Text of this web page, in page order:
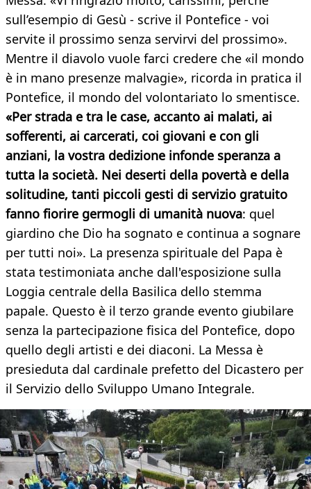
sull’esempio di Gesù - scrive il Pontefice - voi
servite il prossimo senza servirvi del prossimo».
Mentre il diavolo vuole farci credere che «il mondo
è in mano presenze malvagie», ricorda in pratica il
Pontefice, il mondo del volontariato lo smentisce.
«Per strada e tra le case, accanto ai malati, ai
sofferenti, ai carcerati, coi giovani e con gli
anziani, la vostra dedizione infonde speranza a
tutta la società. Nei deserti della povertà e della
solitudine, tanti piccoli gesti di servizio gratuito
fanno fiorire germogli di umanità nuova: quel
giardino che Dio ha sognato e continua a sognare
per tutti noi». La presenza spirituale del Papa è
stata testimoniata anche dall'esposizione sulla
Loggia centrale della Basilica dello stemma
papale. Questo è il terzo grande evento giubilare
senza la partecipazione fisica del Pontefice, dopo
quello degli artisti e dei diaconi. La Messa è
presieduta dal cardinale prefetto del Dicastero per
il Servizio dello Sviluppo Umano Integrale.